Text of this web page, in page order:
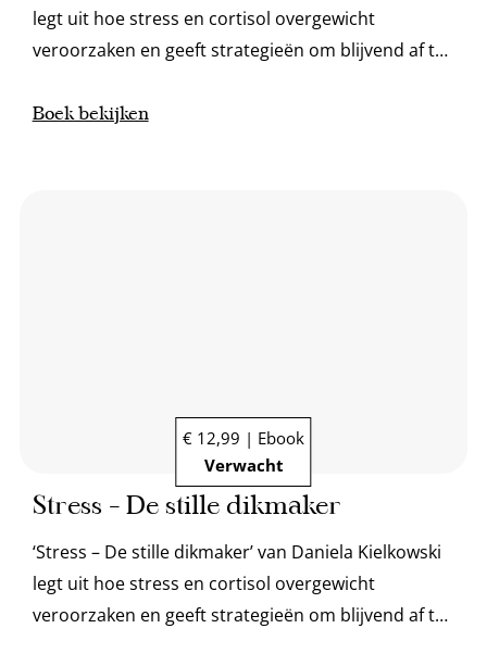
legt uit hoe stress en cortisol overgewicht
veroorzaken en geeft strategieën om blijvend af te
Boek bekijken
€ 12,99 | Ebook
Verwacht
Stress – De stille dikmaker
‘Stress – De stille dikmaker’ van Daniela Kielkowski
legt uit hoe stress en cortisol overgewicht
veroorzaken en geeft strategieën om blijvend af te